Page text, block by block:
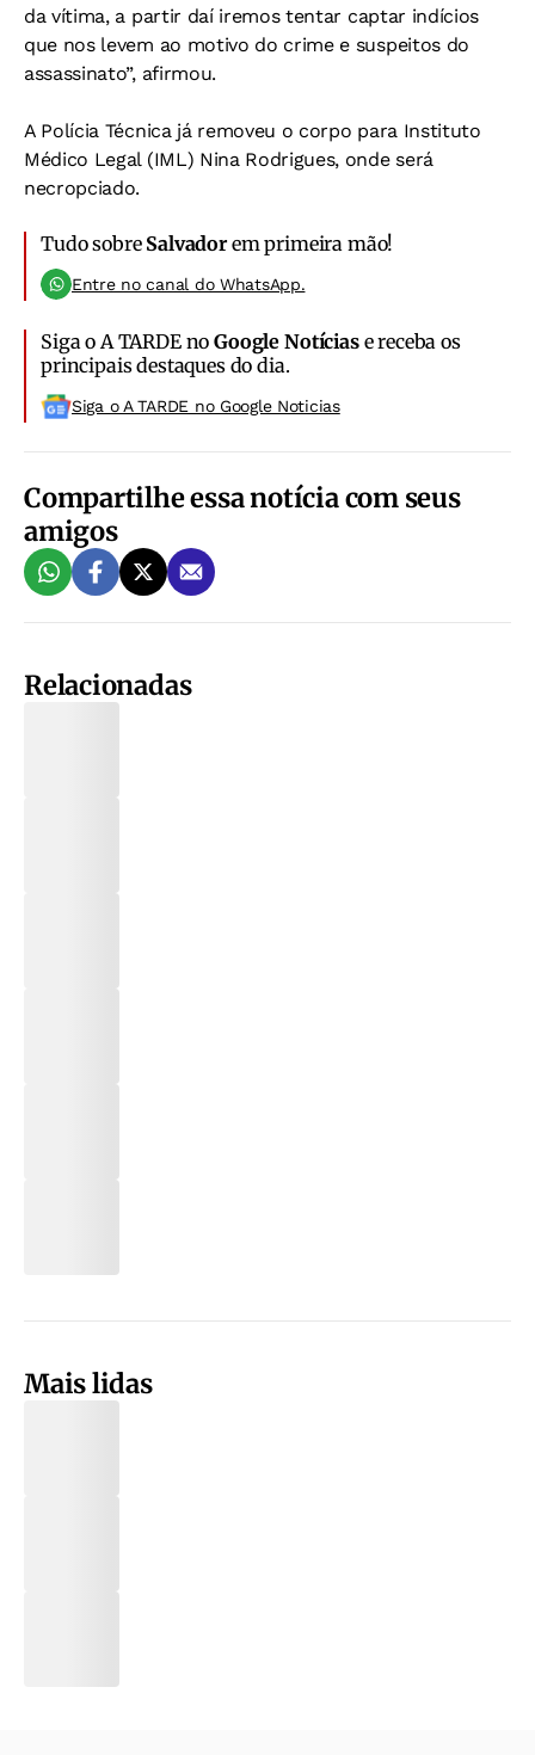
da vítima, a partir daí iremos tentar captar indícios
que nos levem ao motivo do crime e suspeitos do
assassinato”, afirmou.
A Polícia Técnica já removeu o corpo para Instituto
Médico Legal (IML) Nina Rodrigues, onde será
necropciado.
Tudo sobre Salvadorem primeira mão!
Entre no canal do WhatsApp.
Siga o A TARDE noGoogle Notíciase receba os
principais destaques do dia.
Siga o A TARDE no Google Noticias
Compartilhe essa notícia com seus
amigos
Relacionadas
Mais lidas